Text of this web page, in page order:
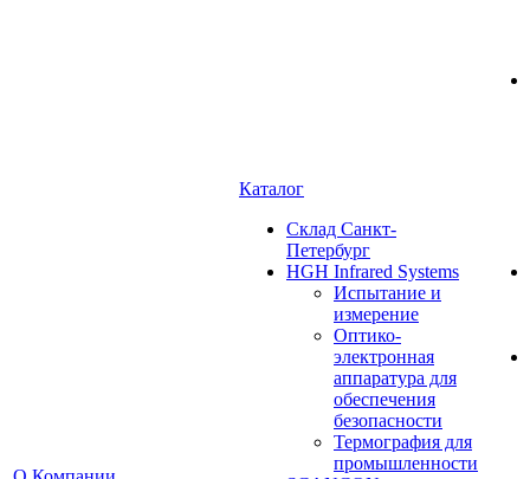
Каталог
Cклад Санкт-
Петербург
HGH Infrared Systems
Испытание и
измерение
Оптико-
электронная
аппаратура для
обеспечения
безопасности
Термография для
промышленности